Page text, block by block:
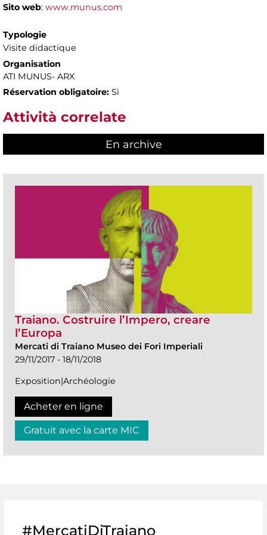
Sito web: www.munus.com
Typologie
Visite didactique
Organisation
ATI MUNUS- ARX
Réservation obligatoire: Sì
Attività correlate
En archive
Traiano. Costruire l’Impero, creare
l’Europa
Mercati di Traiano Museo dei Fori Imperiali
29/11/2017 - 18/11/2018
Exposition|Archéologie
Acheter en ligne
Gratuit avec la carte MIC
#MercatiDiTraiano